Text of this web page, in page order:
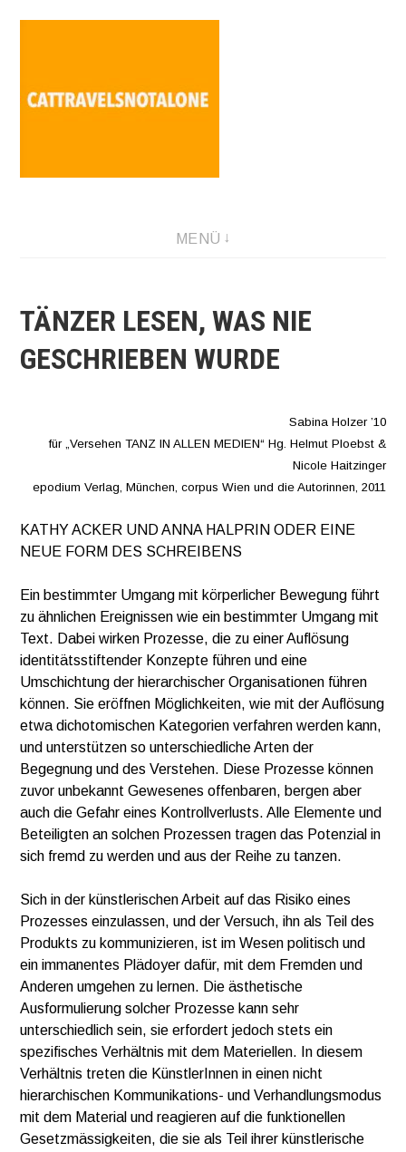
SABINA HOLZER performance-artist. writer. movement-
MENÜ
TÄNZER LESEN, WAS NIE
GESCHRIEBEN WURDE
Sabina Holzer ’10
für „Versehen TANZ IN ALLEN MEDIEN“ Hg. Helmut Ploebst &
Nicole Haitzinger
epodium Verlag, München, corpus Wien und die Autorinnen, 2011
KATHY ACKER UND ANNA HALPRIN ODER EINE
NEUE FORM DES SCHREIBENS
Ein bestimmter Umgang mit körperlicher Bewegung führt
zu ähnlichen Ereignissen wie ein bestimmter Umgang mit
Text. Dabei wirken Prozesse, die zu einer Auflösung
identitätsstiftender Konzepte führen und eine
Umschichtung der hierarchischer Organisationen führen
können. Sie eröffnen Möglichkeiten, wie mit der Auflösung
etwa dichotomischen Kategorien verfahren werden kann,
und unterstützen so unterschiedliche Arten der
Begegnung und des Verstehen. Diese Prozesse können
zuvor unbekannt Gewesenes offenbaren, bergen aber
auch die Gefahr eines Kontrollverlusts. Alle Elemente und
Beteiligten an solchen Prozessen tragen das Potenzial in
sich fremd zu werden und aus der Reihe zu tanzen.
Sich in der künstlerischen Arbeit auf das Risiko eines
Prozesses einzulassen, und der Versuch, ihn als Teil des
Produkts zu kommunizieren, ist im Wesen politisch und
ein immanentes Plädoyer dafür, mit dem Fremden und
Anderen umgehen zu lernen. Die ästhetische
Ausformulierung solcher Prozesse kann sehr
unterschiedlich sein, sie erfordert jedoch stets ein
spezifisches Verhältnis mit dem Materiellen. In diesem
Verhältnis treten die KünstlerInnen in einen nicht
hierarchischen Kommunikations- und Verhandlungsmodus
mit dem Material und reagieren auf die funktionellen
Gesetzmässigkeiten, die sie als Teil ihrer künstlerische